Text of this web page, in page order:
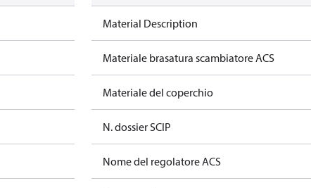
Material Description
Materiale brasatura scambiatore ACS
Materiale del coperchio
N. dossier SCIP
Nome del regolatore ACS